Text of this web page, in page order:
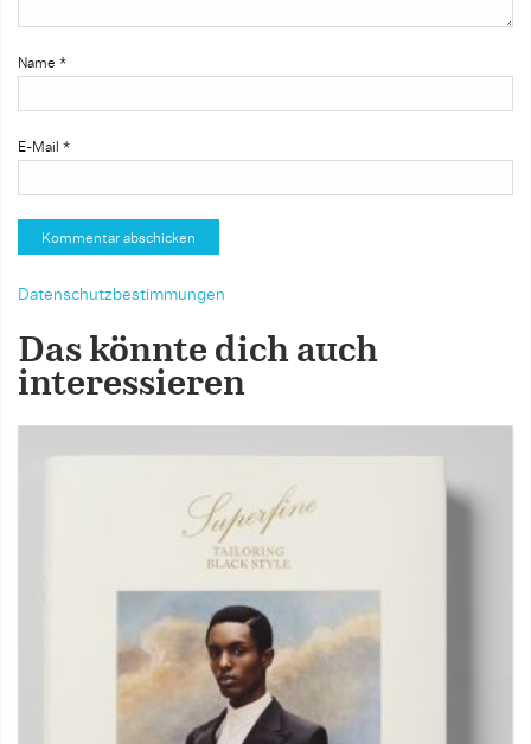
Name *
E-Mail *
Datenschutzbestimmungen
Das könnte dich auch
interessieren